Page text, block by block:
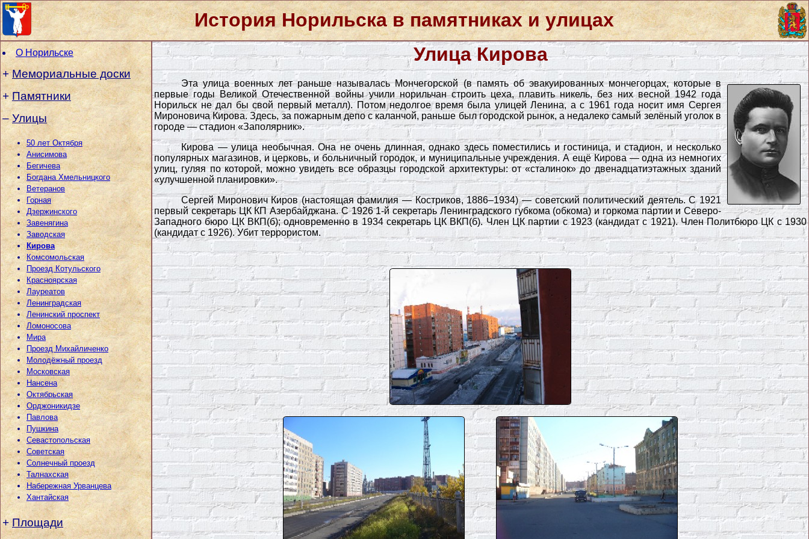
История Норильска в памятниках и улицах
О Норильске
+ Мемориальные доски
+ Памятники
– Улицы
50 лет Октября
Анисимова
Бегичева
Богдана Хмельницкого
Ветеранов
Горная
Дзержинского
Завенягина
Заводская
Кирова
Комсомольская
Проезд Котульского
Красноярская
Лауреатов
Ленинградская
Ленинский проспект
Ломоносова
Мира
Проезд Михайличенко
Молодёжный проезд
Московская
Нансена
Октябрьская
Орджоникидзе
Павлова
Пушкина
Севастопольская
Советская
Солнечный проезд
Талнахская
Набережная Урванцева
Хантайская
+ Площади
Улица Кирова
Эта улица военных лет раньше называлась Мончегорской (в память об эвакуированных мончегорцах, которые в
первые годы Великой Отечественной войны учили норильчан строить цеха, плавить никель, без них весной 1942 года
Норильск не дал бы свой первый металл). Потом недолгое время была улицей Ленина, а с 1961 года носит имя Сергея
Мироновича Кирова. Здесь, за пожарным депо с каланчой, раньше был городской рынок, а недалеко самый зелёный уголок в
городе — стадион «Заполярник».
Кирова — улица необычная. Она не очень длинная, однако здесь поместились и гостиница, и стадион, и несколько
популярных магазинов, и церковь, и больничный городок, и муниципальные учреждения. А ещё Кирова — одна из немногих
улиц, гуляя по которой, можно увидеть все образцы городской архитектуры: от «сталинок» до двенадцатиэтажных зданий
«улучшенной планировки».
Сергей Миронович Киров (настоящая фамилия — Костриков, 1886–1934) — советский политический деятель. С 1921
первый секретарь ЦК КП Азербайджана. С 1926 1-й секретарь Ленинградского губкома (обкома) и горкома партии и Северо-
Западного бюро ЦК ВКП(б); одновременно в 1934 секретарь ЦК ВКП(б). Член ЦК партии с 1923 (кандидат с 1921). Член Политбюро ЦК с 1930
(кандидат с 1926). Убит террористом.